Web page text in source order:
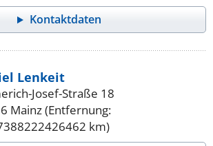
Kontaktdaten
Lenkeit
Josef-Straße 18
Mainz (Entfernung:
km)